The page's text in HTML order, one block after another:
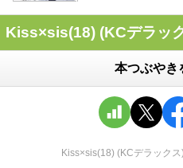
Kiss×sis(18) (KCデラッ
本つぶやき
Kiss×sis(18) (KCデラックス)